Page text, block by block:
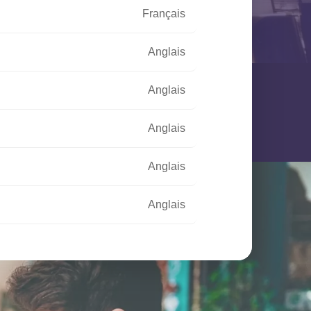
Français
Anglais
Anglais
Anglais
Anglais
Anglais
Français